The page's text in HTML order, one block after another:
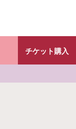
チケット購入